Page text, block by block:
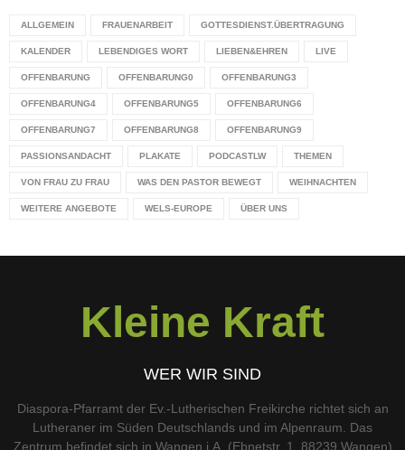
ALLGEMEIN FRAUENARBEIT GOTTESDIENST.ÜBERTRAGUNG
KALENDER LEBENDIGES WORT LIEBEN&EHREN LIVE
OFFENBARUNG OFFENBARUNG0 OFFENBARUNG3
OFFENBARUNG4 OFFENBARUNG5 OFFENBARUNG6
OFFENBARUNG7 OFFENBARUNG8 OFFENBARUNG9
PASSIONSANDACHT PLAKATE PODCASTLW THEMEN
VON FRAU ZU FRAU WAS DEN PASTOR BEWEGT WEIHNACHTEN
WEITERE ANGEBOTE WELS-EUROPE ÜBER UNS
Kleine Kraft
WER WIR SIND
Diaspora-Pfarramt der Ev.-Lutherischen Freikirche richtet sich an
Lutheraner im Süden Deutschlands und im Alpenraum. Das
Zentrum befindet sich in Wangen i.A. (Ebnetstr. 1, 88239 Wangen)